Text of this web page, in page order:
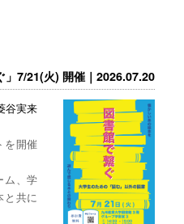
」7/21(火) 開催｜2026.07.20
谷実来
を開催
ム、学
と共に